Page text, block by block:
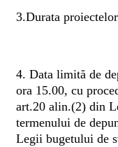
3.Durata
4. Data limită de
ora 15.00, cu
art.20 alin.(2) din
termenului de
Legii bugetului de